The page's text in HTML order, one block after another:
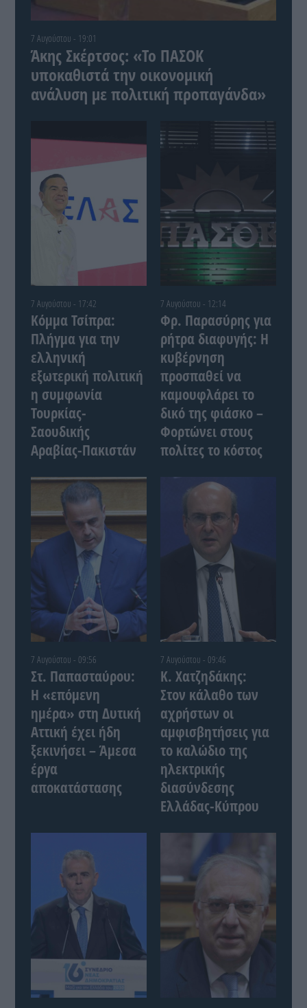
7 Αυγούστου - 19:01
Άκης Σκέρτσος: «Το ΠΑΣΟΚ
υποκαθιστά την οικονομική
ανάλυση με πολιτική προπαγάνδα»
7 Αυγούστου - 17:42
Κόμμα Τσίπρα:
Πλήγμα για την
ελληνική
εξωτερική πολιτική
η συμφωνία
Τουρκίας-
Σαουδικής
Αραβίας-Πακιστάν
7 Αυγούστου - 12:14
Φρ. Παρασύρης για
ρήτρα διαφυγής: Η
κυβέρνηση
προσπαθεί να
καμουφλάρει το
δικό της φιάσκο –
Φορτώνει στους
πολίτες το κόστος
7 Αυγούστου - 09:56
Στ. Παπασταύρου:
Η «επόμενη
ημέρα» στη Δυτική
Αττική έχει ήδη
ξεκινήσει – Άμεσα
έργα
αποκατάστασης
7 Αυγούστου - 09:46
Κ. Χατζηδάκης:
Στον κάλαθο των
αχρήστων οι
αμφισβητήσεις για
το καλώδιο της
ηλεκτρικής
διασύνδεσης
Ελλάδας-Κύπρου